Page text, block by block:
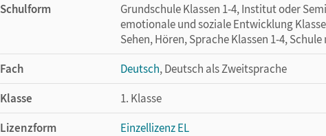
Schulform
Grundschule Klassen 1-4, Institut oder
emotionale und soziale Entwicklung
Sehen, Hören, Sprache Klassen 1-4,
Fach
Deutsch, Deutsch als Zweitsprache
Klasse
1. Klasse
Lizenzform
Einzellizenz EL